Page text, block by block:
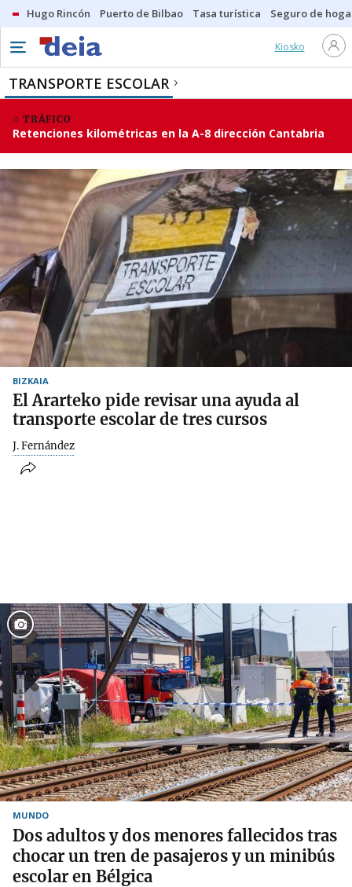
Hugo Rincón Puerto de Bilbao Tasa turística Seguro de
Kiosko
TRANSPORTE ESCOLAR
TRÁFICO
Retenciones kilométricas en la A-8 dirección Cantabria
BIZKAIA
El Ararteko pide revisar una ayuda al
transporte escolar de tres cursos
J. Fernández
MUNDO
Dos adultos y dos menores fallecidos tras
chocar un tren de pasajeros y un minibús
escolar en Bélgica